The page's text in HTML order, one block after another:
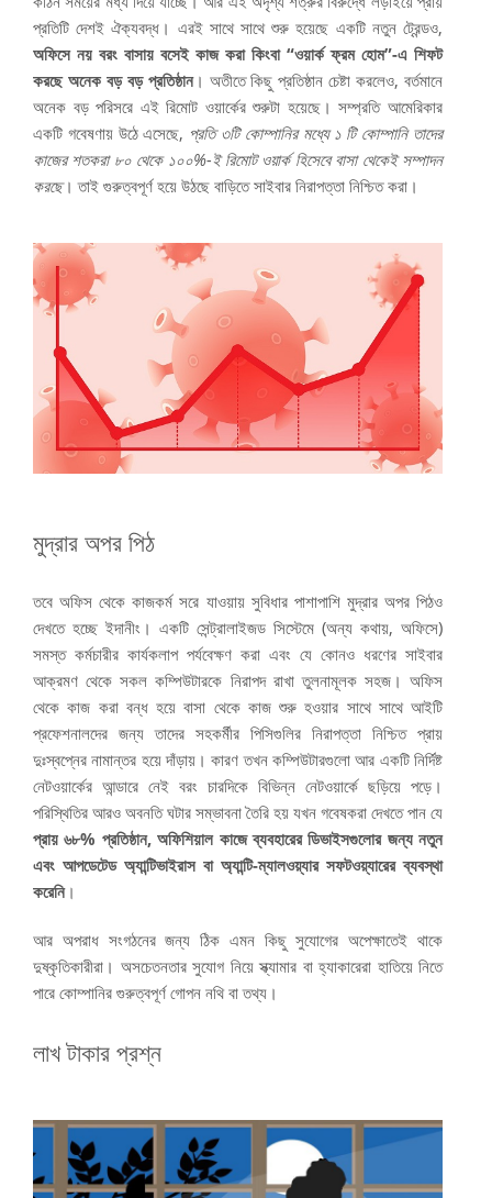
প্রতিটি দেশই ঐক্যবদ্ধ। এরই সাথে সাথে শুরু হয়েছে একটি নতুন ট্রেন্ডও,
অফিসে নয় বরং বাসায় বসেই কাজ করা কিংবা “ওয়ার্ক ফ্রম হোম”-এ শিফট
করছে অনেক বড় বড় প্রতিষ্ঠান। অতীতে কিছু প্রতিষ্ঠান চেষ্টা করলেও, বর্তমানে
অনেক বড় পরিসরে এই রিমোট ওয়ার্কের শুরুটা হয়েছে। সম্প্রতি আমেরিকার
একটি গবেষণায় উঠে এসেছে, প্রতি ৩টি কোম্পানির মধ্যে ১ টি কোম্পানি তাদের
কাজের শতকরা ৮০ থেকে ১০০%-ই রিমোট ওয়ার্ক হিসেবে বাসা থেকেই সম্পাদন
করছে। তাই গুরুত্বপূর্ণ হয়ে উঠছে বাড়িতে সাইবার নিরাপত্তা নিশ্চিত করা।
মুদ্রার অপর পিঠ
তবে অফিস থেকে কাজকর্ম সরে যাওয়ায় সুবিধার পাশাপাশি মুদ্রার অপর পিঠও
দেখতে হচ্ছে ইদানীং। একটি সেন্ট্রালাইজড সিস্টেমে (অন্য কথায়, অফিসে)
সমস্ত কর্মচারীর কার্যকলাপ পর্যবেক্ষণ করা এবং যে কোনও ধরণের সাইবার
আক্রমণ থেকে সকল কম্পিউটারকে নিরাপদ রাখা তুলনামূলক সহজ। অফিস
থেকে কাজ করা বন্ধ হয়ে বাসা থেকে কাজ শুরু হওয়ার সাথে সাথে আইটি
প্রফেশনালদের জন্য তাদের সহকর্মীর পিসিগুলির নিরাপত্তা নিশ্চিত প্রায়
দুঃস্বপ্নের নামান্তর হয়ে দাঁড়ায়। কারণ তখন কম্পিউটারগুলো আর একটি নির্দিষ্ট
নেটওয়ার্কের আন্ডারে নেই বরং চারদিকে বিভিন্ন নেটওয়ার্কে ছড়িয়ে পড়ে।
পরিস্থিতির আরও অবনতি ঘটার সম্ভাবনা তৈরি হয় যখন গবেষকরা দেখতে পান যে
প্রায় ৬৮% প্রতিষ্ঠান, অফিশিয়াল কাজে ব্যবহারের ডিভাইসগুলোর জন্য নতুন
এবং আপডেটেড অ্যান্টিভাইরাস বা অ্যান্টি-ম্যালওয়্যার সফটওয়্যারের ব্যবস্থা
করেনি।
আর অপরাধ সংগঠনের জন্য ঠিক এমন কিছু সুযোগের অপেক্ষাতেই থাকে
দুষ্কৃতিকারীরা। অসচেতনতার সুযোগ নিয়ে স্ক্যামার বা হ্যাকারেরা হাতিয়ে নিতে
পারে কোম্পানির গুরুত্বপূর্ণ গোপন নথি বা তথ্য।
লাখ টাকার প্রশ্ন